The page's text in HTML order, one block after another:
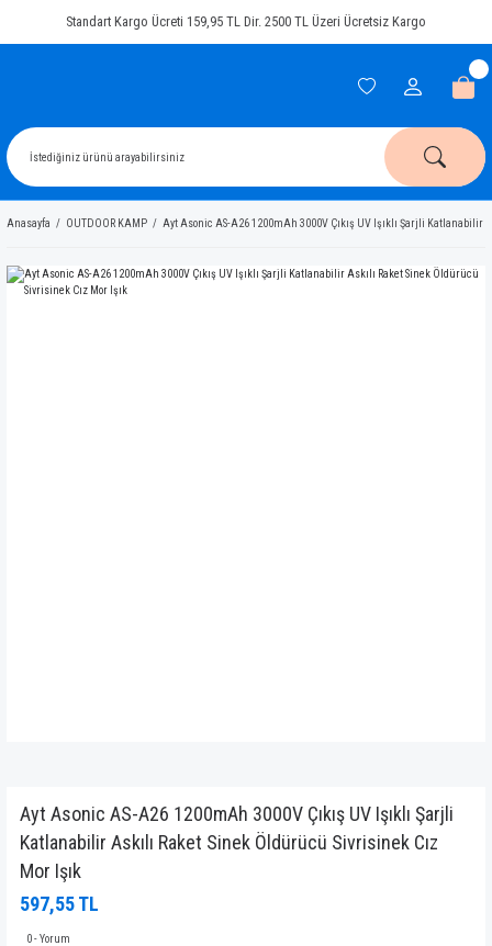
Standart Kargo Ücreti 159,95 TL Dir. 2500 TL Üzeri Ücretsiz Kargo
Anasayfa OUTDOOR KAMP Ayt Asonic AS-A26 1200mAh 3000V Çıkış UV Işıklı Şarjli Katlanabilir
Ayt Asonic AS-A26 1200mAh 3000V Çıkış UV Işıklı Şarjli
Katlanabilir Askılı Raket Sinek Öldürücü Sivrisinek Cız
Mor Işık
597,55 TL
0 - Yorum